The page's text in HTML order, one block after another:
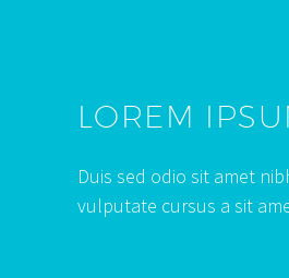
LOREM
Duis sed odio sit amet
vulputate cursus a sit